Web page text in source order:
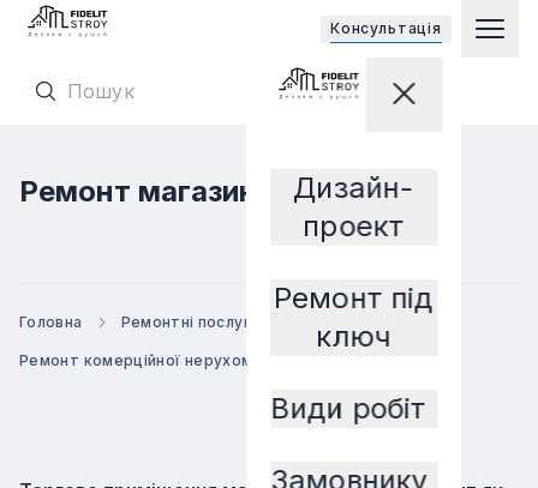
Перейти на головну сторінку
Дизайн-
проект
Ремонт під
ключ
Види робіт
Замовнику
Замовнику
Консультацiя Відкриває
Ремонт магазинів
Головна Ремонтні послуги
Ремонт комерційної нерухомості